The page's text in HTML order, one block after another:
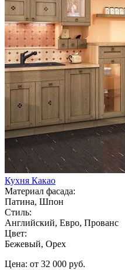
Кухня Какао
Материал фасада:
Патина, Шпон
Стиль:
Английский, Евро, Прованс
Цвет:
Бежевый, Орех
Цена: от 32 000 руб.